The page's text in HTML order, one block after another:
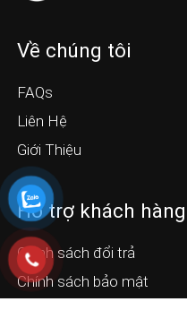
Về chúng tôi
FAQs
Liên Hệ
Giới Thiệu
Hỗ trợ khách hàng
Chính sách đổi trả
Chính sách bảo mật